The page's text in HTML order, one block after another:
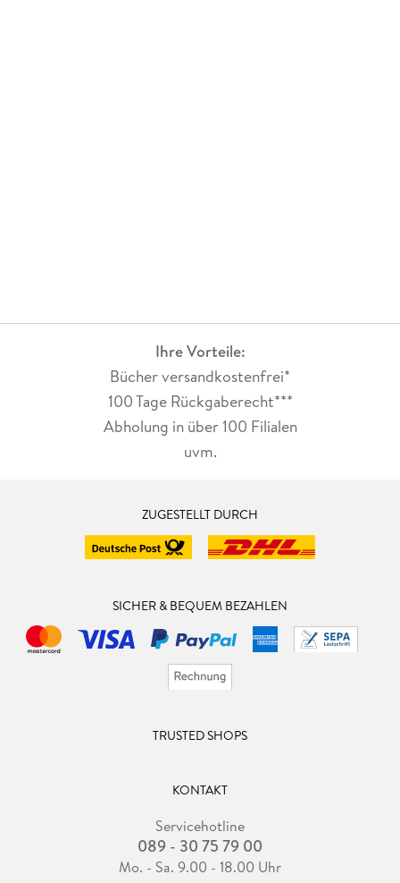
Ihre Vorteile:
Bücher versandkostenfrei*
100 Tage Rückgaberecht***
Abholung in über 100 Filialen
uvm.
ZUGESTELLT DURCH
SICHER & BEQUEM BEZAHLEN
TRUSTED SHOPS
KONTAKT
Servicehotline
089 - 30 75 79 00
Mo. - Sa. 9.00 - 18.00 Uhr